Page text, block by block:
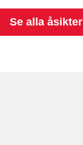
Se alla åsikter